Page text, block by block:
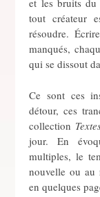
et les bruits du
tout créateur
résoudre.
manqués,
qui se dissout
Ce sont ces
détour, ces
collection
jour. En
multiples, le
nouvelle ou au
en quelques